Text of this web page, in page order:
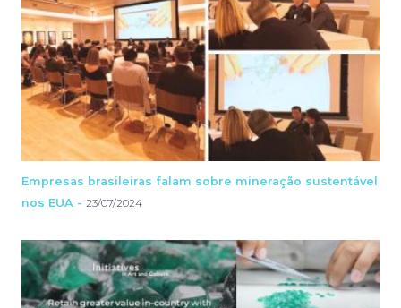
Empresas brasileiras falam sobre mineração sustentável
nos EUA - 23/07/2024